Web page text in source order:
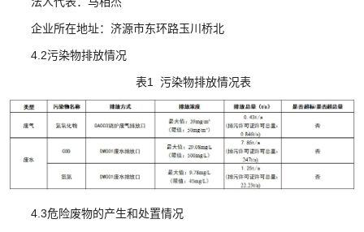
企业所在地址：济源市东环路玉川桥北
4.2污染物排放情况
表1 污染物排放情况表
4.3危险废物的产生和处置情况